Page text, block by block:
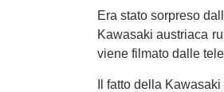
Era stato sorpreso
Kawasaki austriaca
viene filmato dalle
Il fatto della